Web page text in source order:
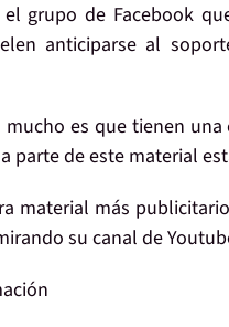
grupo de Facebook
anticiparse al
es que tienen
parte de este material
material más
su canal de